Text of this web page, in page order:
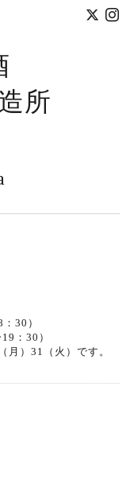
所
30）
：30）
月）31（火）です。